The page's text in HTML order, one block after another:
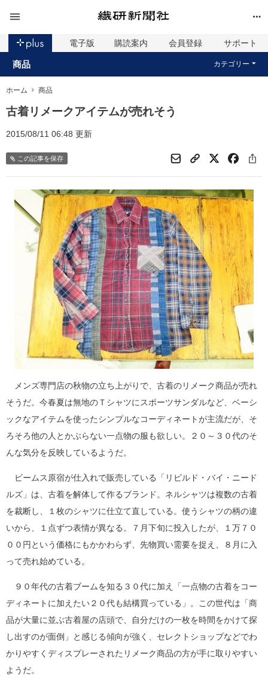
電子版 購読案内 会員登録 サポート
商品 カテゴリー
ホーム 商品
古着リメークアイテムが売れそう
2015/08/11 06:48 更新
この記事を保存
メンズ専門店の秋物の立ち上がりで、古着のリメーク商品が売れ
そうだ。今春夏は無地のＴシャツにスポーツサンダルなど、ベーシ
ックなアイテムを使ったシンプルなコーディネートが主流だが、そ
ろそろ他の人とかぶらない一点物の服も欲しい。２０～３０代のそ
んな気分を反映しているようだ。
ビームス原宿が仕入れで販売している「リビルド・バイ・ニード
ルズ」は、古着を解体して作るブランド。ネルシャツは複数の古着
を裁断し、１枚のシャツに仕立て直している。使うシャツの柄の違
いから、１点ずつ表情が異なる。７月下旬に投入したが、１万７０
００円という価格にもかかわらず、先物買い需要を捉え、８月に入
って売れ始めている。
９０年代の古着ブームを知る３０代に加え「一点物の古着をコー
ディネートに加えたい２０代も結構買っている」。この世代は「商
品が大量に並ぶ古着屋の店頭で、自分だけの一枚を時間をかけて探
し出すのが面倒」と感じる傾向が強く、セレクトショップなどでわ
かりやすくディスプレーされたリメーク商品の方が手に取りやすい
ようだ。